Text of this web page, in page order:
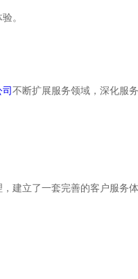
。
不断扩展服务领域，深化服
建立了一套完善的客户服务